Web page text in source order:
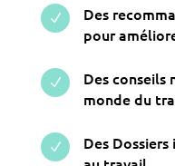
N
Des
pour
N
Des
monde du
N
Des